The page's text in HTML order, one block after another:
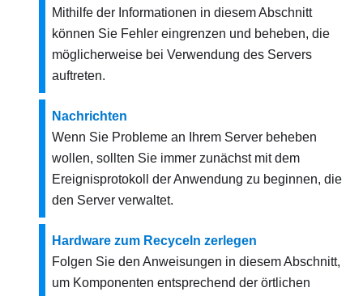
Mithilfe der Informationen in diesem Abschnitt
können Sie Fehler eingrenzen und beheben, die
möglicherweise bei Verwendung des Servers
auftreten.
Nachrichten
Wenn Sie Probleme an Ihrem Server beheben
wollen, sollten Sie immer zunächst mit dem
Ereignisprotokoll der Anwendung zu beginnen, die
den Server verwaltet.
Hardware zum Recyceln zerlegen
Folgen Sie den Anweisungen in diesem Abschnitt,
um Komponenten entsprechend der örtlichen